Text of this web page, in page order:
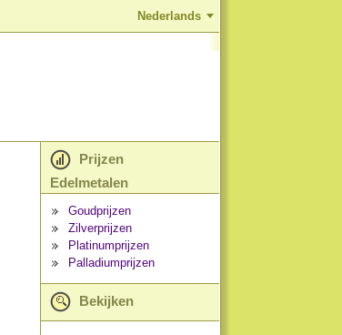
Nederlands
Prijzen
Edelmetalen
Goudprijzen
Zilverprijzen
Platinumprijzen
Palladiumprijzen
Bekijken